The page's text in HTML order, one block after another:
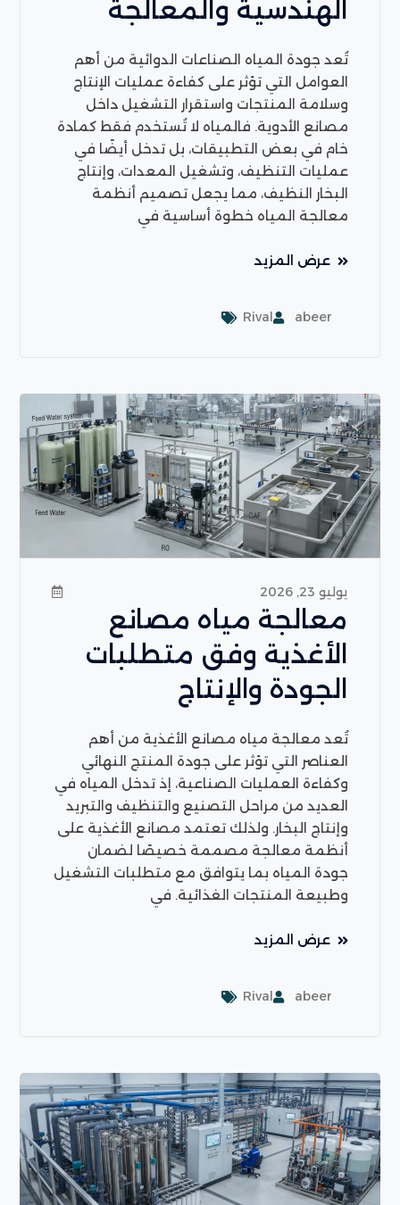
الهندسية والمعالجة
تُعد جودة المياه الصناعات الدوائية من أهم
العوامل التي تؤثر على كفاءة عمليات الإنتاج
وسلامة المنتجات واستقرار التشغيل داخل
مصانع الأدوية. فالمياه لا تُستخدم فقط كمادة
خام في بعض التطبيقات، بل تدخل أيضًا في
عمليات التنظيف، وتشغيل المعدات، وإنتاج
البخار النظيف، مما يجعل تصميم أنظمة
معالجة المياه خطوة أساسية في
عرض المزيد
abeer
Rival
يوليو 23, 2026
معالجة مياه مصانع
الأغذية وفق متطلبات
الجودة والإنتاج
تُعد معالجة مياه مصانع الأغذية من أهم
العناصر التي تؤثر على جودة المنتج النهائي
وكفاءة العمليات الصناعية، إذ تدخل المياه في
العديد من مراحل التصنيع والتنظيف والتبريد
وإنتاج البخار. ولذلك تعتمد مصانع الأغذية على
أنظمة معالجة مصممة خصيصًا لضمان
جودة المياه بما يتوافق مع متطلبات التشغيل
وطبيعة المنتجات الغذائية. في
عرض المزيد
abeer
Rival